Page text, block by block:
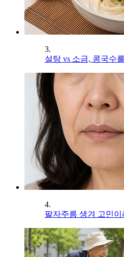
3.
설탕 vs 소금, 콩국수
4.
팔자주름 생겨 고민